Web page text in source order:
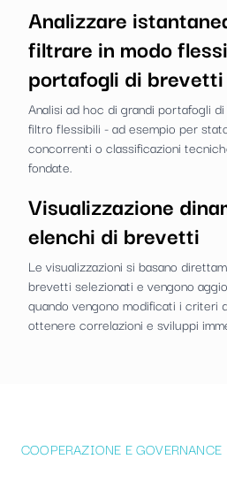
Analizzare
filtrare in modo
portafogli di brevetti
Analisi ad hoc di grandi portafogli
filtro flessibili - ad esempio per
concorrenti o classificazioni
fondate.
Visualizzazione
elenchi di brevetti
Le visualizzazioni si basano
brevetti selezionati e vengono
quando vengono modificati i criteri
ottenere correlazioni e sviluppi
COOPERAZIONE E GOVERNANCE